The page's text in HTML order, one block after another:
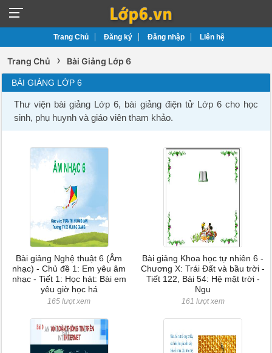
Trang Chủ Đăng ký Đăng nhập Liên hệ
Trang Chủ › Bài Giảng Lớp 6
BÀI GIẢNG LỚP 6
Thư viện bài giảng Lớp 6, bài giảng điện tử Lớp 6 cho học
sinh, phụ huynh và giáo viên tham khảo.
Bài giảng Nghệ thuật 6 (Âm
nhạc) - Chủ đề 1: Em yêu âm
nhạc - Tiết 1: Học hát: Bài em
yêu giờ học há
165 lượt xem
Bài giảng Khoa học tự nhiên 6 -
Chương X: Trái Đất và bầu trời -
Tiết 122, Bài 54: Hệ mặt trời -
Ngu
161 lượt xem